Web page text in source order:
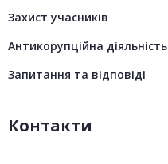
Захист учасників
Антикорупційна діяльність
Запитання та відповіді
Контакти